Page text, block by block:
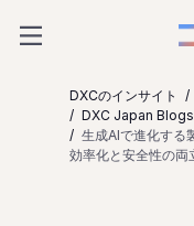
DXCのインサイト
DXC Japan Blogs
生成AIで進化する
効率化と安全性の両